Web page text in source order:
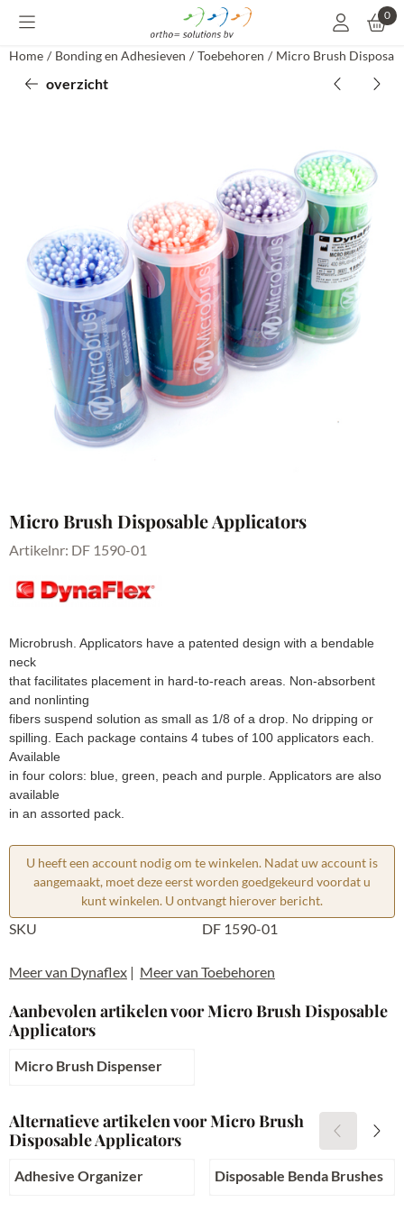
Cookievoorkeuren zijn momenteel gesloten. 0
Home / Bonding en Adhesieven / Toebehoren / Micro Brush
overzicht
Micro Brush Disposable Applicators
Artikelnr: DF 1590-01
Microbrush. Applicators have a patented design with a bendable
neck
that facilitates placement in hard-to-reach areas. Non-absorbent
and nonlinting
fibers suspend solution as small as 1/8 of a drop. No dripping or
spilling. Each package contains 4 tubes of 100 applicators each.
Available
in four colors: blue, green, peach and purple. Applicators are also
available
in an assorted pack.
U heeft een account nodig om te winkelen. Nadat uw account is
aangemaakt, moet deze eerst worden goedgekeurd voordat u
kunt winkelen. U ontvangt hierover bericht.
SKU DF 1590-01
Meer van Dynaflex | Meer van Toebehoren
Aanbevolen artikelen voorMicro Brush Disposable
Applicators
Micro Brush Dispenser
Alternatieve artikelen voorMicro Brush
Disposable Applicators
Adhesive Organizer
Disposable Benda Brushes